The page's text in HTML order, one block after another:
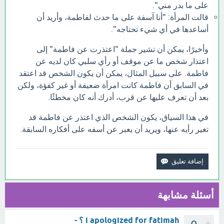
على ما بدر مني".
قالت المرأة: "أنا آسفة على ما حدث لفاطمة، وأريد أن
أساعدها في أي شيء تحتاجه".
وأخيرًا، يمكن أن تشير جملة "اعتذرت عن فاطمة" إلى
اعتذار شخص ما عن موقف أو رأي سلبي كان لديه عن
فاطمة. على سبيل المثال، يمكن أن يكون الشخص قد اعتقد
في السابق أن فاطمة كانت امرأة ضعيفة أو غير كفؤة، ولكن
بعد أن تعرف عليها عن قرب، أدرك أنه كان مخطئًا.
في هذا السياق، يكون الشخص الذي اعتذر عن فاطمة قد
تغير رأيه عنها، ويريد أن يعبر عن أسفه على أفكاره السابقة.
أسئلة مشابهة
i apologized for fatimah ؟ -